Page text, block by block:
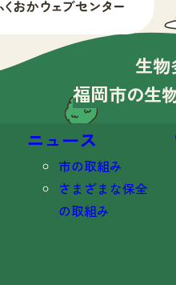
生物
福岡市の生
ニュース
市の取組み
さまざまな保全
の取組み